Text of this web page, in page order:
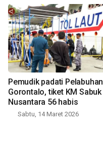
Pemudik padati Pelabuhan
Gorontalo, tiket KM Sabuk
Nusantara 56 habis
Sabtu, 14 Maret 2026